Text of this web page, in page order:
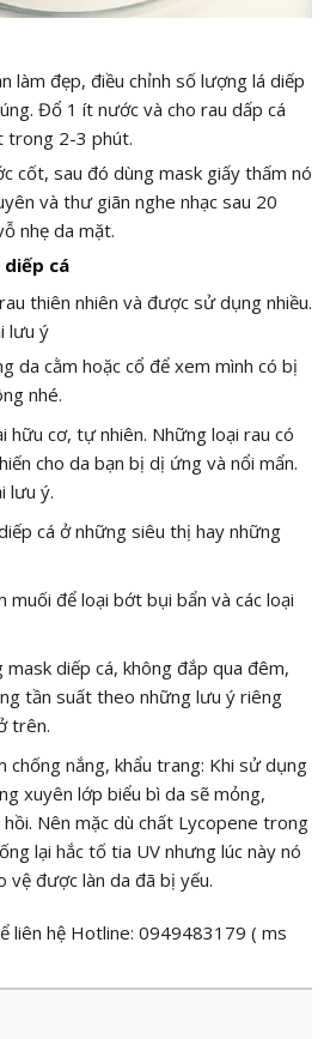
làm đẹp, điều chỉnh số lượng lá diếp
Đổ 1 ít nước và cho rau dấp cá
trong 2-3 phút.
cốt, sau đó dùng mask giấy thấm nó
và thư giãn nghe nhạc sau 20
nhẹ da mặt.
diếp cá
thiên nhiên và được sử dụng nhiều.
lưu ý
da cằm hoặc cổ để xem mình có bị
nhé.
hữu cơ, tự nhiên. Những loại rau có
cho da bạn bị dị ứng và nổi mẩn.
lưu ý.
cá ở những siêu thị hay những
muối để loại bớt bụi bẩn và các loại
mask diếp cá, không đắp qua đêm,
tần suất theo những lưu ý riêng
trên.
chống nắng, khẩu trang: Khi sử dụng
xuyên lớp biểu bì da sẽ mỏng,
Nên mặc dù chất Lycopene trong
lại hắc tố tia UV nhưng lúc này nó
vệ được làn da đã bị yếu.
liên hệ Hotline: 0949483179 ( ms